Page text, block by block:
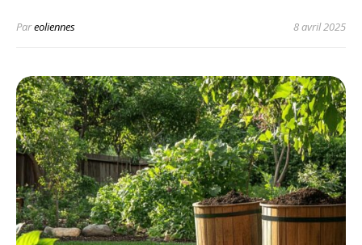
Pareoliennes 8 avril 2025